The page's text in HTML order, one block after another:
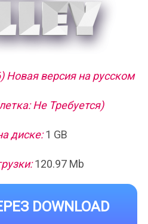
Новая версия на русском
Не Требуется)
диске:1 GB
120.97 Mb
DOWNLOAD